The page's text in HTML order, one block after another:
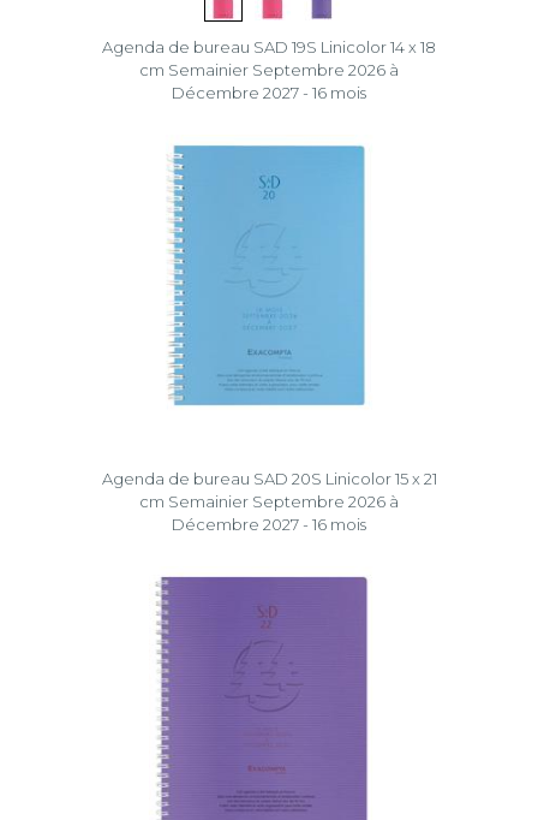
Agenda de bureau SAD 19S Linicolor 14 x 18
cm Semainier Septembre 2026 à
Décembre 2027 - 16 mois
Agenda de bureau SAD 20S Linicolor 15 x 21
cm Semainier Septembre 2026 à
Décembre 2027 - 16 mois